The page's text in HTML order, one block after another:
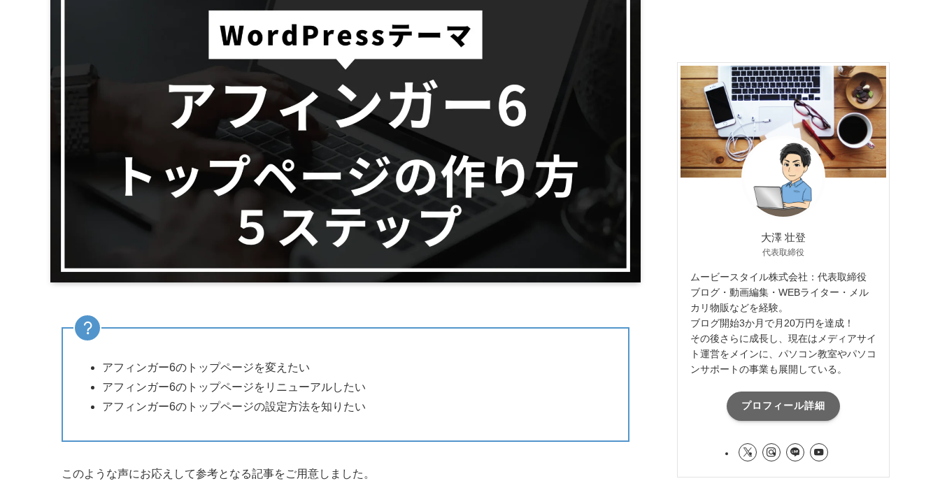
アフィンガー6のトップページを変えたい
アフィンガー6のトップページをリニューアルしたい
アフィンガー6のトップページの設定方法を知りたい
このような声にお応えして参考となる記事をご用意しました。
大澤 壮登
代表取締役
ムービースタイル株式会社：代表取締役
ブログ・動画編集・WEBライター・メル
カリ物販などを経験。
ブログ開始3か月で月20万円を達成！
その後さらに成長し、現在はメディアサイ
ト運営をメインに、パソコン教室やパソコ
ンサポートの事業も展開している。
プロフィール詳細